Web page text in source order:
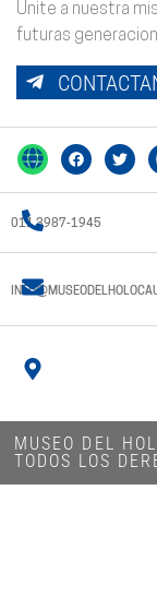
Unite a nuestra
futuras
011 3987-1945
MUSEO DEL
TODOS LOS